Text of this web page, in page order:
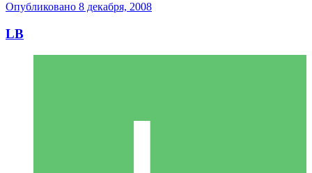
Опубликовано 8 декабря, 2008
LB